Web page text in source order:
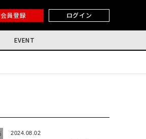
会員登録 ログイン
EVENT
2024.08.02